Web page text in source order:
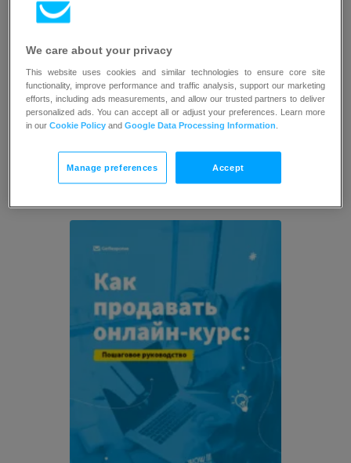
Ресурсы
We care about your privacy
This website uses cookies and similar technologies to ensure core site
functionality, improve performance and traffic analysis, support our marketing
efforts, including ads measurements, and allow our trusted partners to deliver
personalized ads. You can accept all or adjust your preferences. Learn more
in ourCookie Policy andGoogle Data Processing Information
Manage preferences Accept